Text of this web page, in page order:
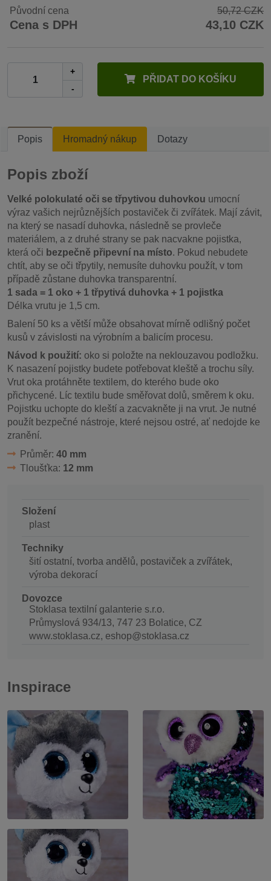
Původní cena 50,72 CZK
Cena s DPH 43,10 CZK
+
-
PŘIDAT DO KOŠÍKU
Popis Hromadný nákup Dotazy
Popis zboží
Velké polokulaté oči se třpytivou duhovkou umocní
výraz vašich nejrůznějších postaviček či zvířátek. Mají závit,
na který se nasadí duhovka, následně se provleče
materiálem, a z druhé strany se pak nacvakne pojistka,
která oči bezpečně připevní na místo. Pokud nebudete
chtít, aby se oči třpytily, nemusíte duhovku použít, v tom
případě zůstane duhovka transparentní.
1 sada = 1 oko + 1 třpytivá duhovka + 1 pojistka
Délka vrutu je 1,5 cm.
Balení 50 ks a větší může obsahovat mírně odlišný počet
kusů v závislosti na výrobním a balicím procesu.
Návod k použití: oko si položte na neklouzavou podložku.
K nasazení pojistky budete potřebovat kleště a trochu síly.
Vrut oka protáhněte textilem, do kterého bude oko
přichycené. Líc textilu bude směřovat dolů, směrem k oku.
Pojistku uchopte do kleští a zacvakněte ji na vrut. Je nutné
použít bezpečné nástroje, které nejsou ostré, ať nedojde ke
zranění.
Průměr: 40 mm
Tloušťka: 12 mm
Složení
plast
Techniky
šití ostatní, tvorba andělů, postaviček a zvířátek,
výroba dekorací
Dovozce
Stoklasa textilní galanterie s.r.o.
Průmyslová 934/13, 747 23 Bolatice, CZ
www.stoklasa.cz, eshop@stoklasa.cz
Inspirace